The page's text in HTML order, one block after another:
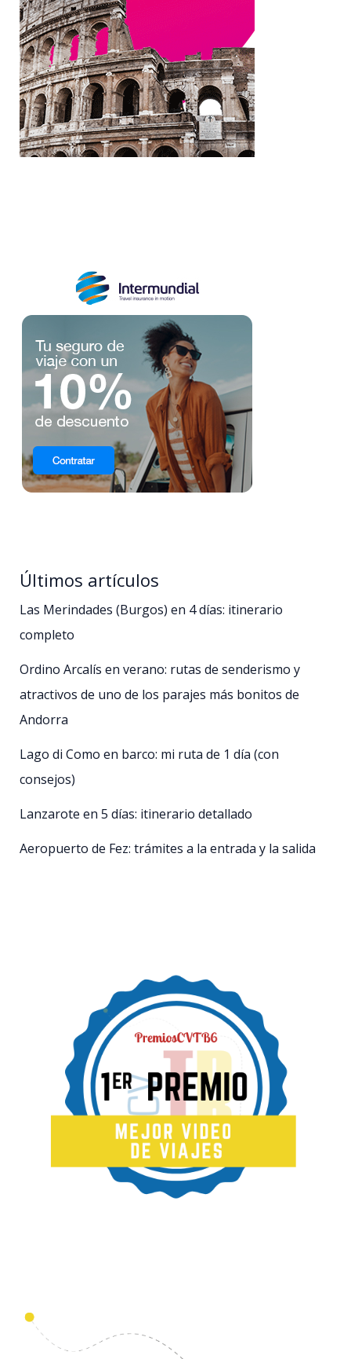
Últimos artículos
Las Merindades (Burgos) en 4 días: itinerario
completo
Ordino Arcalís en verano: rutas de senderismo y
atractivos de uno de los parajes más bonitos de
Andorra
Lago di Como en barco: mi ruta de 1 día (con
consejos)
Lanzarote en 5 días: itinerario detallado
Aeropuerto de Fez: trámites a la entrada y la salida